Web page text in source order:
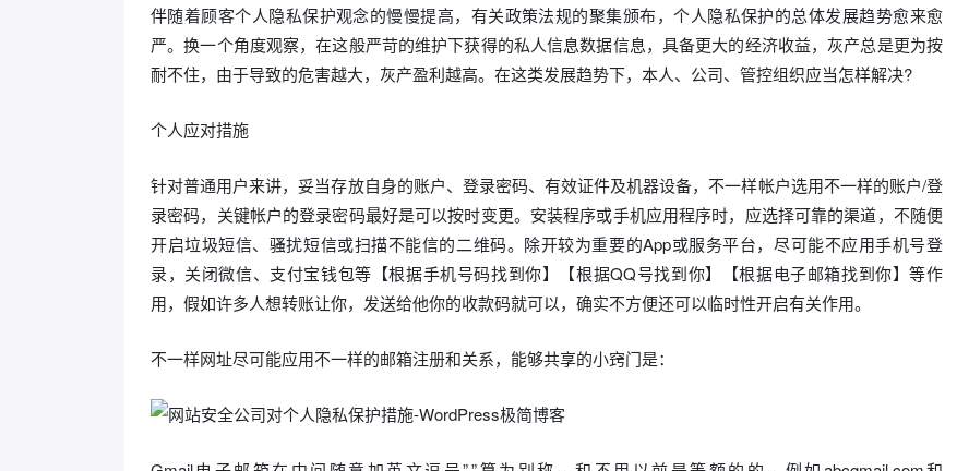
伴随着顾客个人隐私保护观念的慢慢提高，有关政策法规的聚集颁布，个人隐私保护的总体发展趋势愈来愈
严。换一个角度观察，在这般严苛的维护下获得的私人信息数据信息，具备更大的经济收益，灰产总是更为按
耐不住，由于导致的危害越大，灰产盈利越高。在这类发展趋势下，本人、公司、管控组织应当怎样解决?
个人应对措施
针对普通用户来讲，妥当存放自身的账户、登录密码、有效证件及机器设备，不一样帐户选用不一样的账户/登
录密码，关键帐户的登录密码最好是可以按时变更。安装程序或手机应用程序时，应选择可靠的渠道，不随便
开启垃圾短信、骚扰短信或扫描不能信的二维码。除开较为重要的App或服务平台，尽可能不应用手机号登
录，关闭微信、支付宝钱包等【根据手机号码找到你】【根据QQ号找到你】【根据电子邮箱找到你】等作
用，假如许多人想转账让你，发送给他你的收款码就可以，确实不方便还可以临时性开启有关作用。
不一样网址尽可能应用不一样的邮箱注册和关系，能够共享的小窍门是：